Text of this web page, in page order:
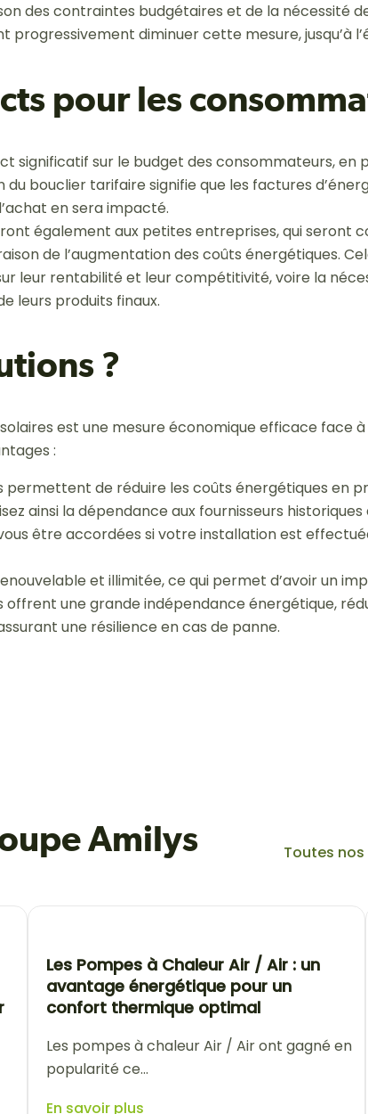
des contraintes budgétaires et de la nécessité
progressivement diminuer cette mesure, jusqu’à
pour les
significatif sur le budget des consommateurs, en
du bouclier tarifaire signifie que les factures
en sera impacté.
également aux petites entreprises, qui seront
de l’augmentation des coûts énergétiques.
leur rentabilité et leur compétitivité, voire la
leurs produits finaux.
?
est une mesure économique efficace face
:
permettent de réduire les coûts énergétiques en
ainsi la dépendance aux fournisseurs
être accordées si votre installation est
et illimitée, ce qui permet d’avoir un
offrent une grande indépendance énergétique,
une résilience en cas de panne.
Amilys Toutes
Les Pompes à Chaleur Air / Air : un
avantage énergétique pour un
confort thermique optimal
Les pompes à chaleur Air / Air ont gagné en
popularité ce...
En savoir plus